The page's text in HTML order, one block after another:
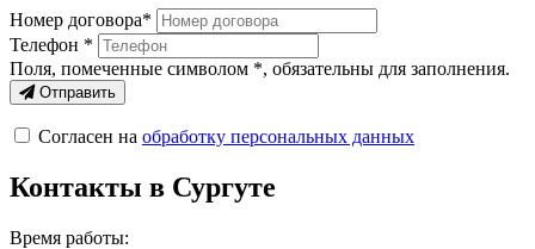
Номер договора*
Телефон *
Поля, помеченные символом *, обязательны для заполнения.
Отправить
Согласен на обработку персональных данных
Контакты в Сургуте
Время работы: